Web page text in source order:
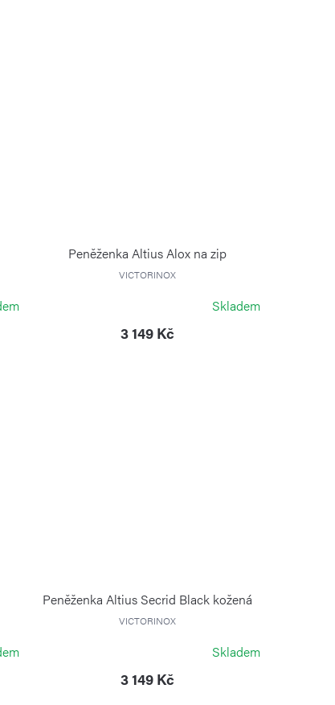
Peněženka Altius Alox na zip
VICTORINOX
Skladem
3 149 Kč
Peněženka Altius Secrid Black kožená
VICTORINOX
Skladem
3 149 Kč